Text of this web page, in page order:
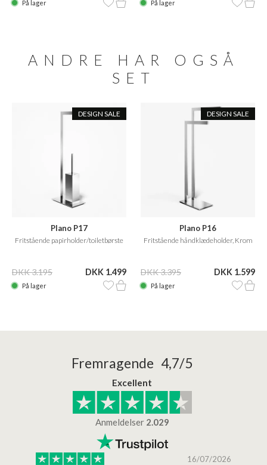
På lager På lager
ANDRE HAR OGSÅ
SET
DESIGN SALE
Plano P17
Fritstående papirholder/toiletbørste
DKK 3.195 DKK 1.499
På lager
DESIGN SALE
Plano P16
Fritstående håndklædeholder, Krom
DKK 3.395 DKK 1.599
På lager
Fremragende 4,7/5
Excellent
Anmeldelser 2.029
16/07/2026